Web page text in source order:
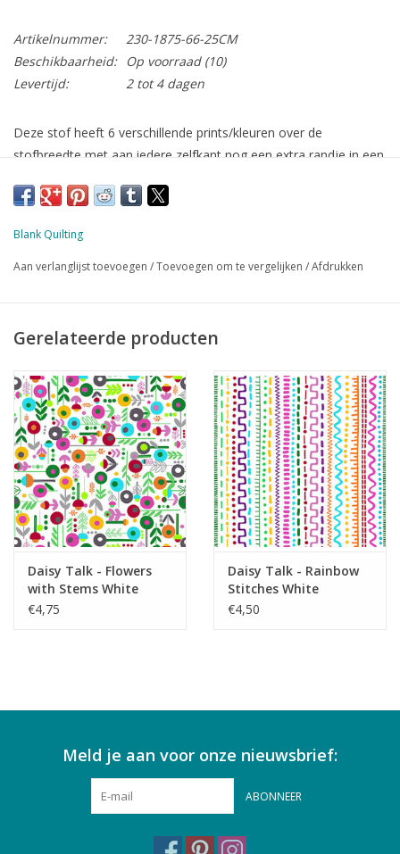
Artikelnummer:
230-1875-66-25CM
Beschikbaarheid:
Op voorraad(10)
Levertijd:
2 tot 4 dagen
Deze stof heeft 6 verschillende prints/kleuren over de
stofbreedte met aan iedere zelfkant nog een extra randje in een
gebruiken! Iedere baan is iets minder dan 7 inch breed.
Omdat de stof door loopt over de gehele stofbreedte kunnen
zelfde zijn. Daarom is deze stof enkel verkrijgbaar per 25 cm,
Blank Quilting
Aan verlanglijst toevoegen /Toevoegen om te vergelijken /Afdrukken
Gerelateerde producten
Daisy Talk - Flowers
with Stems White
€4,75
Daisy Talk - Rainbow
Stitches White
€4,50
Meld je aan voor onze nieuwsbrief:
ABONNEER